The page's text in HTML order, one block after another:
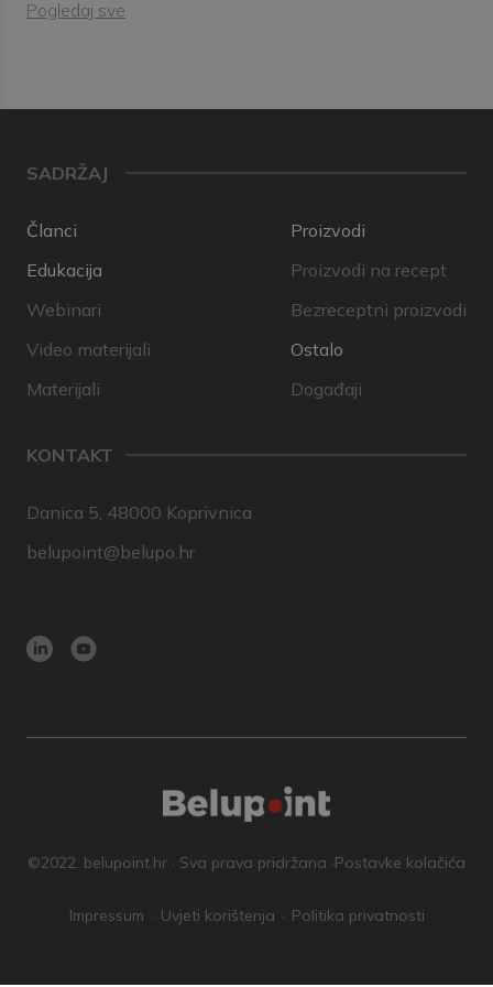
Pogledaj sve
SADRŽAJ
Članci
Edukacija
Webinari
Video materijali
Materijali
Proizvodi
Proizvodi na recept
Bezreceptni proizvodi
Ostalo
Događaji
KONTAKT
Danica 5, 48000 Koprivnica
belupoint@belupo.hr
©2022. belupoint.hr · Sva prava pridržana ·Postavke kolačića
Impressum Uvjeti korištenja Politika privatnosti